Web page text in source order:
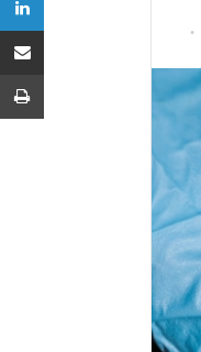
Compartilhar via e-mail